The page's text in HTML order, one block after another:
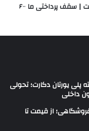
استقلال با سهراب ستاره سوم را می‌گرفت | سقف پرداختی ما ۶۰۰
پلی یورتان دکارت؛ تحولی
داخلی
از قیمت تا